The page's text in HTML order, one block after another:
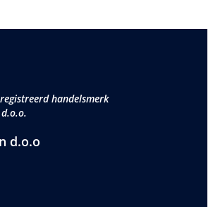
handelsmerk
d.o.o